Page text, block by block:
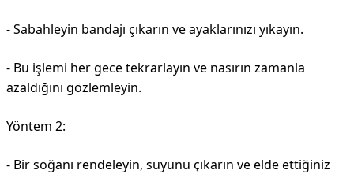
- Sabahleyin bandajı çıkarın ve ayaklarınızı yıkayın.
- Bu işlemi her gece tekrarlayın ve nasırın zamanla
azaldığını gözlemleyin.
Yöntem 2:
- Bir soğanı rendeleyin, suyunu çıkarın ve elde ettiğiniz